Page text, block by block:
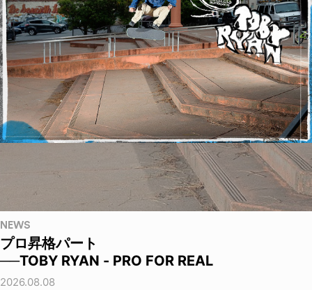
NEWS
プロ昇格パート
──TOBY RYAN - PRO FOR REAL
2026.08.08